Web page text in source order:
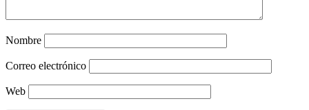
Nombre
Correo electrónico
Web